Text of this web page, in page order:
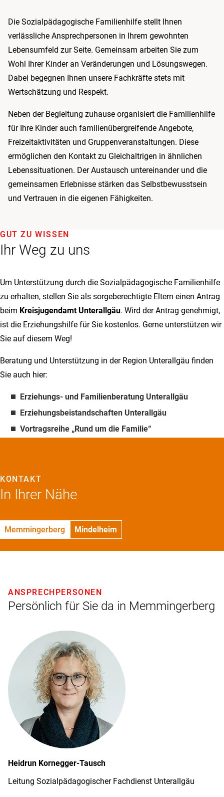
Die Sozialpädagogische Familienhilfe stellt Ihnen
verlässliche Ansprechpersonen in Ihrem gewohnten
Lebensumfeld zur Seite. Gemeinsam arbeiten Sie zum
Wohl Ihrer Kinder an Veränderungen und Lösungswegen.
Dabei begegnen Ihnen unsere Fachkräfte stets mit
Wertschätzung und Respekt.
Neben der Begleitung zuhause organisiert die Familienhilfe
für Ihre Kinder auch familienübergreifende Angebote,
Freizeitaktivitäten und Gruppenveranstaltungen. Diese
ermöglichen den Kontakt zu Gleichaltrigen in ähnlichen
Lebenssituationen. Der Austausch untereinander und die
gemeinsamen Erlebnisse stärken das Selbstbewusstsein
und Vertrauen in die eigenen Fähigkeiten.
Ihr Weg zu uns
GUT ZU WISSEN
Um Unterstützung durch die Sozialpädagogische Familienhilfe
zu erhalten, stellen Sie als sorgeberechtigte Eltern einen Antrag
beim Kreisjugendamt Unterallgäu. Wird der Antrag genehmigt,
ist die Erziehungshilfe für Sie kostenlos. Gerne unterstützen wir
Sie auf diesem Weg!
Beratung und Unterstützung in der Region Unterallgäu finden
Sie auch hier:
Erziehungs- und Familienberatung Unterallgäu
Erziehungsbeistandschaften Unterallgäu
Vortragsreihe „Rund um die Familie“
In Ihrer Nähe
KONTAKT
Memmingerberg Mindelheim
Persönlich für Sie da in Memmingerberg
ANSPRECHPERSONEN
Heidrun Kornegger-Tausch
Leitung Sozialpädagogischer Fachdienst Unterallgäu